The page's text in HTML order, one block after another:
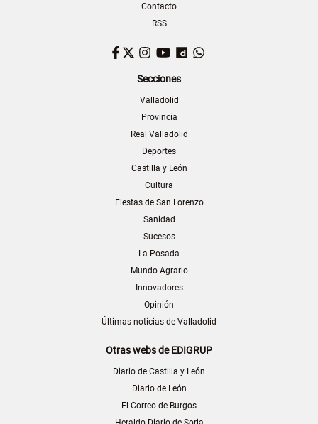
Contacto
RSS
Facebook
TwitterInstagram
YouTubeDailymotion
Secciones
Valladolid
Provincia
Real Valladolid
Deportes
Castilla y León
Cultura
Fiestas de San Lorenzo
Sanidad
Sucesos
La Posada
Mundo Agrario
Innovadores
Opinión
Últimas noticias de Valladolid
Otras webs de EDIGRUP
Diario de Castilla y León
Diario de León
El Correo de Burgos